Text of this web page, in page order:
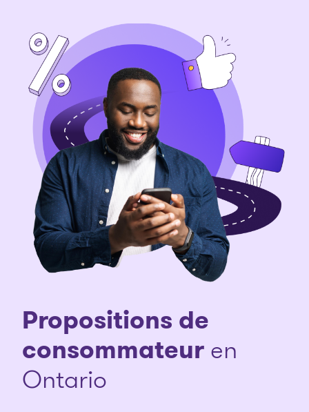
Propositions de
consommateuren
Ontario